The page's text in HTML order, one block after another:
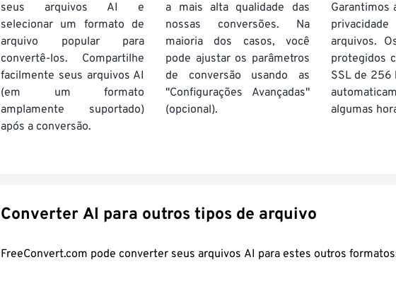
seus arquivos AI e
selecionar um formato de
arquivo popular para
convertê-los. Compartilhe
facilmente seus arquivos AI
(em um formato
amplamente suportado)
após a conversão.
a mais alta qualidade das
nossas conversões. Na
maioria dos casos, você
pode ajustar os parâmetros
de conversão usando as
"Configurações Avançadas"
(opcional).
Garantimos
arquivos.
protegidos
SSL de 256
algumas
Converter AI para outros tipos de arquivo
FreeConvert.com pode converter seus arquivos AI para estes outros